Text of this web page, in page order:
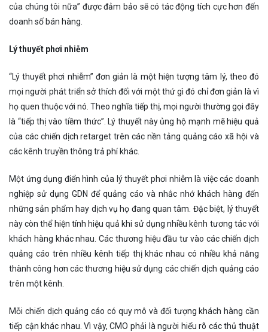
của chúng tôi nữa” được đảm bảo sẽ có tác động tích cực hơn đến
doanh số bán hàng.
Lý thuyết phơi nhiễm
“Lý thuyết phơi nhiễm” đơn giản là một hiện tượng tâm lý, theo đó
mọi người phát triển sở thích đối với một thứ gì đó chỉ đơn giản là vì
họ quen thuộc với nó. Theo nghĩa tiếp thị, mọi người thường gọi đây
là “tiếp thị vào tiềm thức”. Lý thuyết này ủng hộ mạnh mẽ hiệu quả
của các chiến dịch retarget trên các nền tảng quảng cáo xã hội và
các kênh truyền thông trả phí khác.
Một ứng dụng điển hình của lý thuyết phơi nhiễm là việc các doanh
nghiệp sử dụng GDN để quảng cáo và nhắc nhớ khách hàng đến
những sản phẩm hay dịch vụ họ đang quan tâm. Đặc biệt, lý thuyết
này còn thể hiện tính hiệu quả khi sử dụng nhiều kênh tương tác với
khách hàng khác nhau. Các thương hiệu đầu tư vào các chiến dịch
quảng cáo trên nhiều kênh tiếp thị khác nhau có nhiều khả năng
thành công hơn các thương hiệu sử dụng các chiến dịch quảng cáo
trên một kênh.
Mỗi chiến dịch quảng cáo có quy mô và đối tượng khách hàng cần
tiếp cận khác nhau. Vì vậy, CMO phải là người hiểu rõ các thủ thuật